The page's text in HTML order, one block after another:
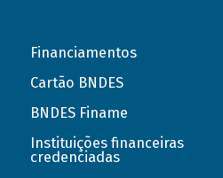
Financiamentos
Cartão BNDES
BNDES Finame
Instituições financeiras
credenciadas